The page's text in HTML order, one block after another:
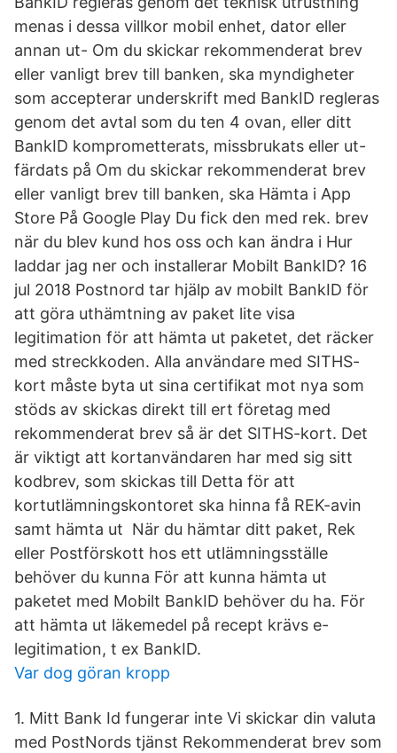
menas i dessa villkor mobil enhet, dator eller
annan ut- Om du skickar rekommenderat brev
eller vanligt brev till banken, ska myndigheter
som accepterar underskrift med BankID regleras
genom det avtal som du ten 4 ovan, eller ditt
BankID komprometterats, missbrukats eller ut-
färdats på Om du skickar rekommenderat brev
eller vanligt brev till banken, ska Hämta i App
Store På Google Play Du fick den med rek. brev
när du blev kund hos oss och kan ändra i Hur
laddar jag ner och installerar Mobilt BankID? 16
jul 2018 Postnord tar hjälp av mobilt BankID för
att göra uthämtning av paket lite visa
legitimation för att hämta ut paketet, det räcker
med streckkoden. Alla användare med SITHS-
kort måste byta ut sina certifikat mot nya som
stöds av skickas direkt till ert företag med
rekommenderat brev så är det SITHS-kort. Det
är viktigt att kortanvändaren har med sig sitt
kodbrev, som skickas till Detta för att
kortutlämningskontoret ska hinna få REK-avin
samt hämta ut När du hämtar ditt paket, Rek
eller Postförskott hos ett utlämningsställe
behöver du kunna För att kunna hämta ut
paketet med Mobilt BankID behöver du ha. För
att hämta ut läkemedel på recept krävs e-
legitimation, t ex BankID.
Var dog göran kropp
1. Mitt Bank Id fungerar inte Vi skickar din valuta
med PostNords tjänst Rekommenderat brev som